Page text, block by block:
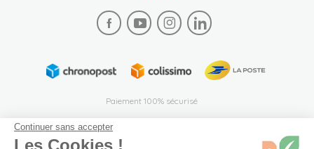
Paiement 100% sécurisé
Continuer sans accepter
Les Cookies !